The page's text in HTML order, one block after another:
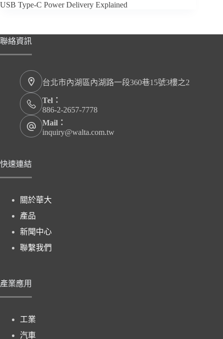
USB Type-C Power Delivery Explained
聯絡資訊
台北市內湖區內湖路一段360巷15號3樓之2
Tel：
886-2-2657-7778
Mail：
inquiry@walta.com.tw
快速連結
關於華大
產品
新聞中心
聯繫我們
產業應用
工業
汽車